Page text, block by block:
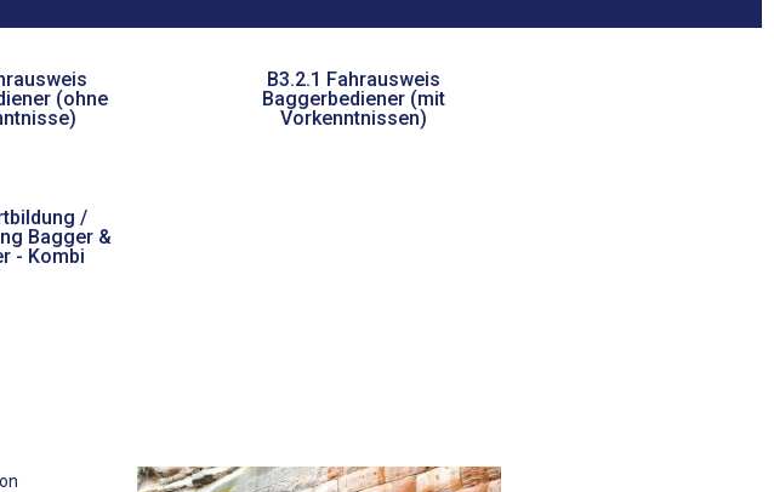
(ohne
B3.2.1 Fahrausweis
Baggerbediener (mit
Vorkenntnissen)
/
Bagger &
- Kombi